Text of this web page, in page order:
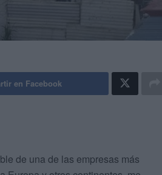
en Facebook
de una de las empresas más